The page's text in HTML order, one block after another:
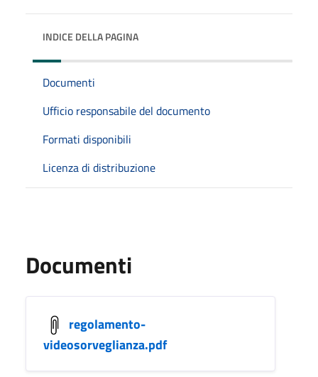
INDICE DELLA PAGINA
Documenti
Ufficio responsabile del documento
Formati disponibili
Licenza di distribuzione
Documenti
regolamento-
videosorveglianza.pdf